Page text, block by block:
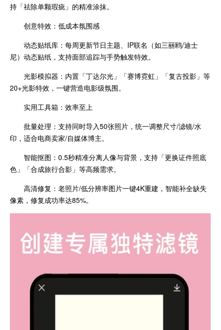
持「祛除单颗瑕疵」的精准涂抹。
‌创意特效：低成本氛围感‌
‌动态贴纸库‌：每周更新节日主题、IP联名（如三丽鸥/迪士
尼）动态贴纸，支持面部追踪与手势触发特效。
‌光影模拟器‌：内置「丁达尔光」「赛博霓虹」「复古投影」等
20+光影特效，一键营造电影级氛围。
‌实用工具箱：效率至上‌
‌批量处理‌：支持同时导入50张照片，统一调整尺寸/滤镜/水
印，适合电商卖家/自媒体博主。
‌智能抠图‌：0.5秒精准分离人像与背景，支持「更换证件照底
色」「合成旅行合影」等高频需求。
‌高清修复‌：老照片/低分辨率图片一键4K重建，智能补全缺失
像素，修复成功率达85%。